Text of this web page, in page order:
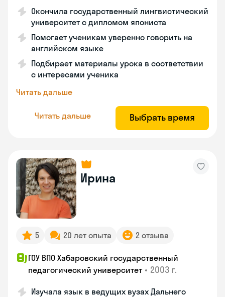
Окончила государственный лингвистический
университет с дипломом япониста
Помогает ученикам уверенно говорить на
английском языке
Подбирает материалы урока в соответствии
с интересами ученика
Читать дальше
Читать дальше Выбрать время
Ирина
5 20 лет опыта 2 отзыва
ГОУ ВПО Хабаровский государственный
педагогический университет • 2003 г.
Изучала язык в ведущих вузах Дальнего